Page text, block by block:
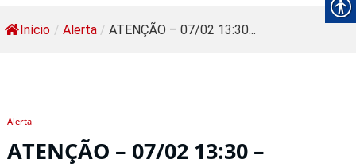
Início / Alerta / ATENÇÃO – 07/02 13:30...
Alerta
ATENÇÃO – 07/02 13:30 –